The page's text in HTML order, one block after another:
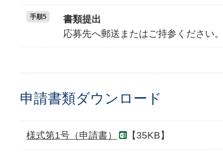
手順5
書類提出
応募先へ郵送またはご持参ください
申請書類ダウンロード
様式第1号（申請書） 【35KB】